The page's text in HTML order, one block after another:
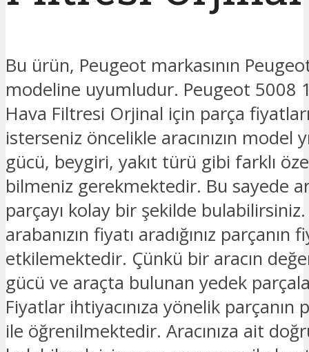
Bu ürün, Peugeot markasının
modeline uyumludur. Peugeot 5008
Hava Filtresi Orjinal için parça
isterseniz öncelikle aracınızın model
gücü, beygiri, yakıt türü gibi farklı
bilmeniz gerekmektedir. Bu sayede
parçayı kolay bir şekilde bulabilirsiniz.
arabanızın fiyatı aradığınız parçanın
etkilemektedir. Çünkü bir aracın
gücü ve araçta bulunan yedek
Fiyatlar ihtiyacınıza yönelik parçanın
ile öğrenilmektedir. Aracınıza ait